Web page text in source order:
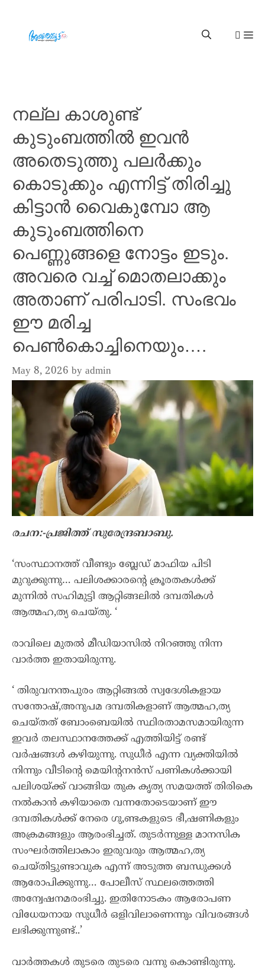
നല്ല കാശുണ്ട്
കുടുംബത്തിൽ ഇവൻ
അതെടുത്തു പലർക്കും
കൊടുക്കും എന്നിട്ട് തിരിച്ചു
കിട്ടാൻ വൈകുമ്പോ ആ
കുടുംബത്തിനെ
പെണ്ണുങ്ങളെ നോട്ടം ഇടും.
അവരെ വച്ച് മൊതലാക്കും
അതാണ് പരിപാടി. സംഭവം
ഈ മരിച്ച
പെൺകൊച്ചിനെയും….
May 8, 2026 by admin
രചന:-പ്രജിത്ത് സുരേന്ദ്രബാബു.
‘സംസ്ഥാനത്ത് വീണ്ടും ബ്ലേഡ് മാഫിയ പിടി
മുറുക്കുന്നു… പലിശക്കാരന്റെ ക്രൂരതകൾക്ക്
മുന്നിൽ സഹിമുട്ടി ആറ്റിങ്ങലിൽ ദമ്പതികൾ
ആത്മഹ,ത്യ ചെയ്തു. ‘
രാവിലെ മുതൽ മീഡിയാസിൽ നിറഞ്ഞു നിന്ന
വാർത്ത ഇതായിരുന്നു.
‘ തിരുവനന്തപുരം ആറ്റിങ്ങൽ സ്വദേശികളായ
സന്തോഷ്‌,അനുപമ ദമ്പതികളാണ് ആത്മഹ,ത്യ
ചെയ്തത് ബോംബെയിൽ സ്ഥിരതാമസമായിരുന്ന
ഇവർ തലസ്ഥാനത്തേക്ക് എത്തിയിട്ട് രണ്ട്
വർഷങ്ങൾ കഴിയുന്നു. സുധീർ എന്ന വ്യക്തിയിൽ
നിന്നും വീടിന്റെ മെയിന്റനൻസ് പണികൾക്കായി
പലിശയ്ക്ക് വാങ്ങിയ തുക കൃത്യ സമയത്ത് തിരികെ
നൽകാൻ കഴിയാതെ വന്നതോടെയാണ് ഈ
ദമ്പതികൾക്ക് നേരെ ഗു,ണ്ടകളുടെ ഭീ,ഷണികളും
അക്രമങ്ങളും ആരംഭിച്ചത്. തുടർന്നുള്ള മാനസിക
സംഘർത്തിലാകാം ഇരുവരും ആത്മഹ,ത്യ
ചെയ്തിട്ടുണ്ടാവുക എന്ന് അടുത്ത ബന്ധുക്കൾ
ആരോപിക്കുന്നു… പോലീസ് സ്ഥലത്തെത്തി
അന്വേഷനമരംഭിച്ചു. ഇതിനോടകം ആരോപണ
വിധേയനായ സുധീർ ഒളിവിലാണെന്നും വിവരങ്ങൾ
ലഭിക്കുന്നുണ്ട്..’
വാർത്തകൾ തുടരെ തുടരെ വന്നു കൊണ്ടിരുന്നു.